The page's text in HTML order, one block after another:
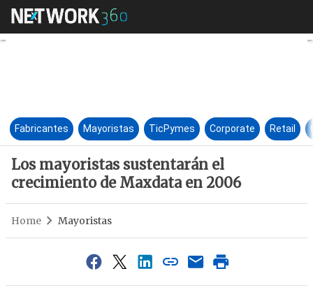
Los mayoristas sustentarán
Fabricantes Mayoristas TicPymes Corporate Retail
Los mayoristas sustentarán el
crecimiento de Maxdata en 2006
Home Mayoristas